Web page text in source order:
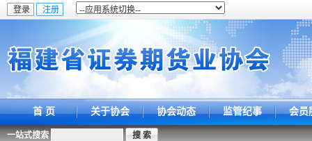
首 页 关于协会 协会动态 监管纪事 会员
一站式搜索